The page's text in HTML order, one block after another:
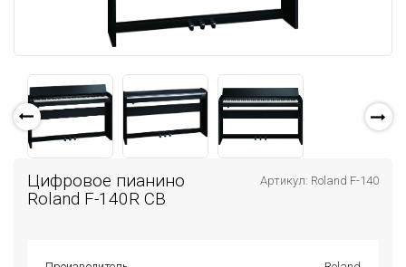
Цифровое пианино
Roland F-140R CB
Артикул: Roland F-140